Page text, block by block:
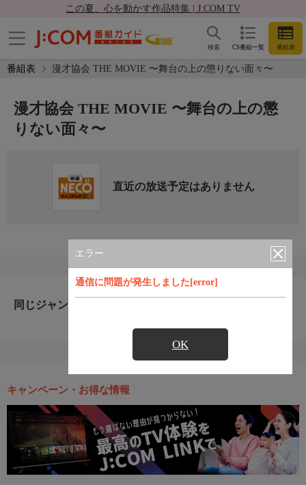
この夏、心を動かす作品特集 | J:COM TV
CS番組一覧 番組表
検索
番組表 漫才協会 THE MOVIE 〜舞台の上の懲りない面々〜
エラー
通信に問題が発生しました[error]
OK
漫才協会 THE MOVIE 〜舞台の上の懲
りない面々〜
直近の放送予定はありません
同じジャンルのおすすめ番組
キャンペーン・お得な情報